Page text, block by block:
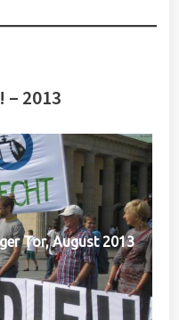
– 2013
Tor, August 2013